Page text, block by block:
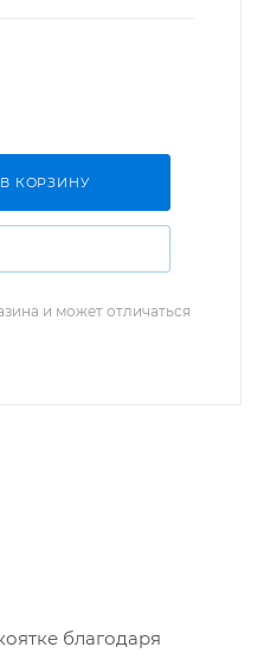
В КОРЗИНУ
и может отличаться
благодаря